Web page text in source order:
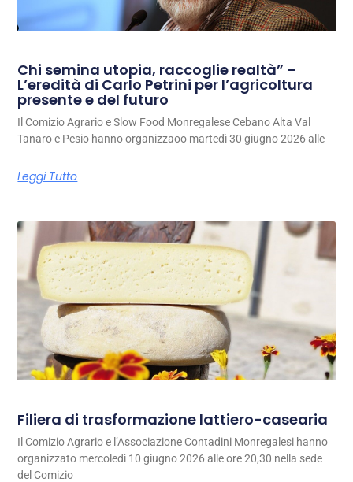
Chi semina utopia, raccoglie realtà” –
L’eredità di Carlo Petrini per l’agricoltura
presente e del futuro
Il Comizio Agrario e Slow Food Monregalese Cebano Alta Val
Tanaro e Pesio hanno organizzaoo martedì 30 giugno 2026 alle
Leggi Tutto
Filiera di trasformazione lattiero-casearia
Il Comizio Agrario e l’Associazione Contadini Monregalesi hanno
organizzato mercoledì 10 giugno 2026 alle ore 20,30 nella sede
del Comizio